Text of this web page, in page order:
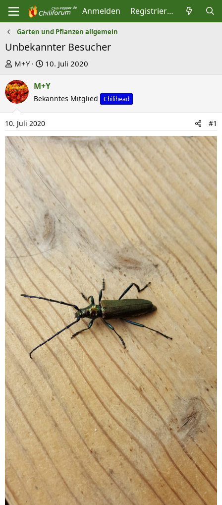
Anmelden Registrieren
Garten und Pflanzen allgemein
Unbekannter Besucher
E
s
t
e
l
l
e
M+Y
E
s
t
e
l
l
t
m
10. Juli 2020
M+Y
Bekanntes Mitglied Chilihead
10. Juli 2020 #1